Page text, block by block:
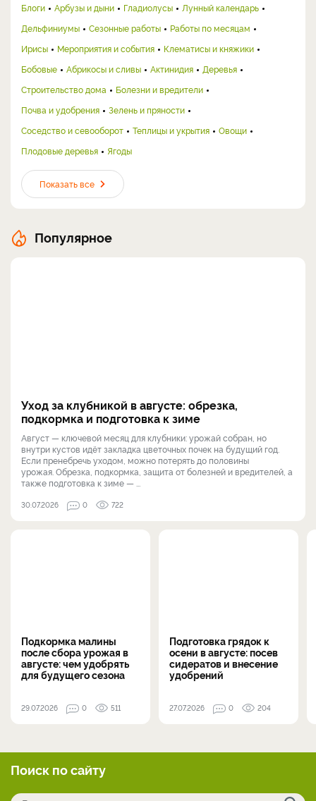
Блоги Арбузы и дыни Гладиолусы
Лунный календарь
Дельфиниумы
Сезонные работы
Работы по месяцам
Ирисы
Мероприятия и события
Клематисы и княжики
Бобовые
Абрикосы и сливы Актинидия
Деревья
Строительство дома
Болезни и вредители
Почва и удобрения
Зелень и пряности
Соседство и севооборот
Теплицы и укрытия
Овощи
Плодовые деревья
Ягоды
Показать все
Популярное
Уход за клубникой в августе: обрезка,
подкормка и подготовка к зиме
Август — ключевой месяц для клубники: урожай собран, но
внутри кустов идёт закладка цветочных почек на будущий год.
Если пренебречь уходом, можно потерять до половины
урожая. Обрезка, подкормка, защита от болезней и вредителей, а
также подготовка к зиме — ...
30.07.2026 0 722
Подкормка малины
после сбора урожая в
августе: чем удобрять
для будущего сезона
29.07.2026 0 511
Подготовка грядок к
осени в августе: посев
сидератов и внесение
удобрений
27.07.2026 0 204
Поиск по сайту